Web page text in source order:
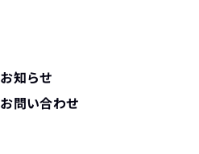
お知らせ
お問い合わせ